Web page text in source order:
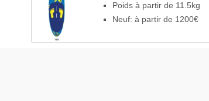
Poids à partir de 11.5kg
Neuf: à partir de 1200€